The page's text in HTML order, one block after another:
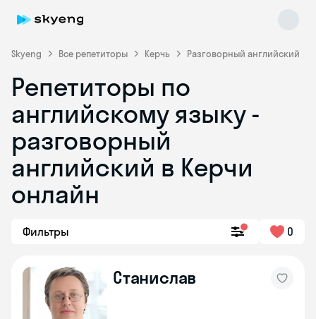
Skyeng Все репетиторы Керчь Разговорный английский
Репетиторы по
английскому языку -
разговорный
английский в Керчи
онлайн
Фильтры 0
Станислав
Skyeng Chat
online